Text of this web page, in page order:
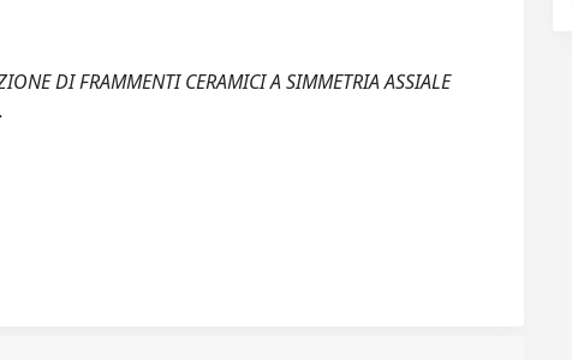
DI FRAMMENTI CERAMICI A SIMMETRIA ASSIALE